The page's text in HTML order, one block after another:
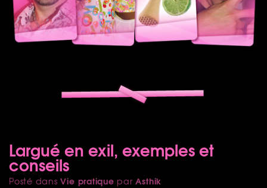
Largué en exil, exemples et
conseils
Posté dansVie pratique parAsthik